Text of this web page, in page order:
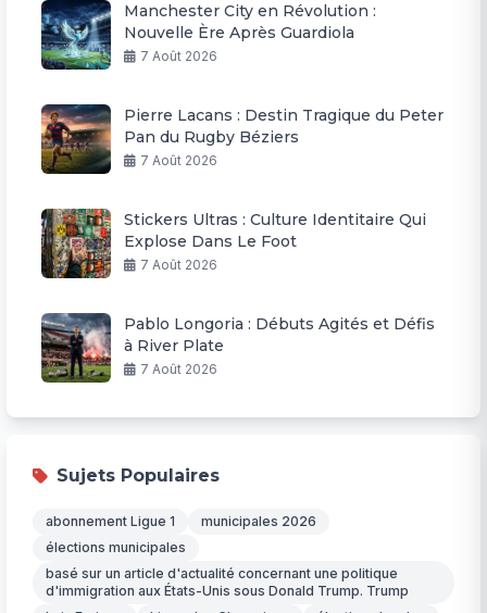
Manchester City en Révolution :
Nouvelle Ère Après Guardiola
7 Août 2026
Pierre Lacans : Destin Tragique du Peter
Pan du Rugby Béziers
7 Août 2026
Stickers Ultras : Culture Identitaire Qui
Explose Dans Le Foot
7 Août 2026
Pablo Longoria : Débuts Agités et Défis
à River Plate
7 Août 2026
Sujets Populaires
abonnement Ligue 1
municipales 2026
élections municipales
basé sur un article d'actualité concernant une politique
d'immigration aux États-Unis sous Donald Trump. Trump